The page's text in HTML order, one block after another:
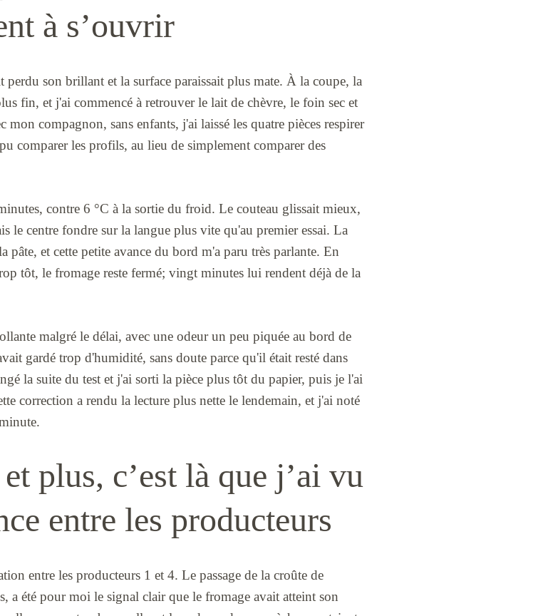
à s’ouvrir
son brillant et la surface paraissait plus mate. À la coupe, la
fin, et j'ai commencé à retrouver le lait de chèvre, le foin sec et
compagnon, sans enfants, j'ai laissé les quatre pièces respirer
comparer les profils, au lieu de simplement comparer des
contre 6 °C à la sortie du froid. Le couteau glissait mieux,
le centre fondre sur la langue plus vite qu'au premier essai. La
pâte, et cette petite avance du bord m'a paru très parlante. En
tôt, le fromage reste fermé; vingt minutes lui rendent déjà de la
malgré le délai, avec une odeur un peu piquée au bord de
gardé trop d'humidité, sans doute parce qu'il était resté dans
la suite du test et j'ai sorti la pièce plus tôt du papier, puis je l'ai
correction a rendu la lecture plus nette le lendemain, et j'ai noté
plus, c’est là que j’ai vu
entre les producteurs
entre les producteurs 1 et 4. Le passage de la croûte de
a été pour moi le signal clair que le fromage avait atteint son